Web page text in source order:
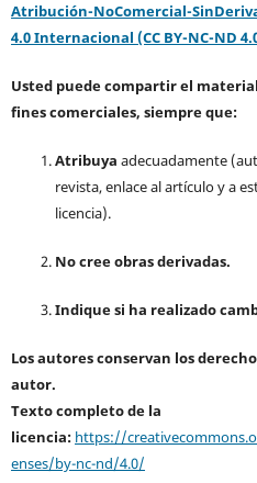
Atribución-NoComercial-
4.0 Internacional (CC BY-NC-ND
Usted puede compartir el
fines comerciales, siempre que:
Atribuya adecuadamente
revista, enlace al artículo y a
licencia).
No cree obras derivadas.
Indique si ha realizado
Los autores conservan los
autor.
Texto completo de la
licencia: https://
enses/by-nc-nd/4.0/